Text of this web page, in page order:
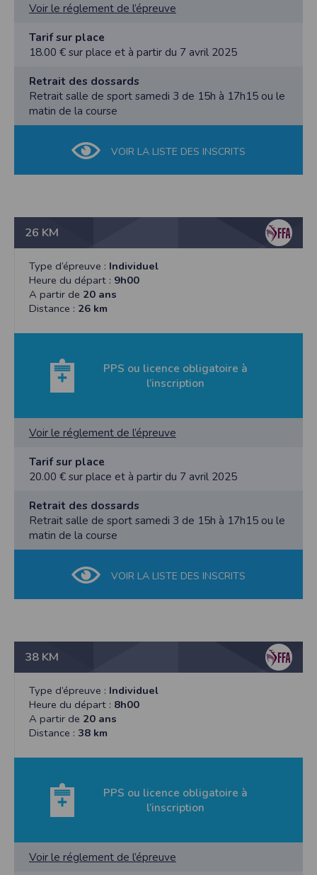
Voir le réglement de l’épreuve
Tarif sur place
18.00 € sur place et à partir du 7 avril 2025
Retrait des dossards
Retrait salle de sport samedi 3 de 15h à 17h15 ou le
matin de la course
VOIR LA LISTE DES INSCRITS
26 KM
Type d’épreuve : Individuel
Heure du départ : 9h00
A partir de 20 ans
Distance : 26 km
PPS ou licence obligatoire à
l’inscription
Voir le réglement de l’épreuve
Tarif sur place
20.00 € sur place et à partir du 7 avril 2025
Retrait des dossards
Retrait salle de sport samedi 3 de 15h à 17h15 ou le
matin de la course
VOIR LA LISTE DES INSCRITS
38 KM
Type d’épreuve : Individuel
Heure du départ : 8h00
A partir de 20 ans
Distance : 38 km
PPS ou licence obligatoire à
l’inscription
Voir le réglement de l’épreuve
des informations à partir des photos que vous partagez.
Cette application ne requiert pas d'informations de vos contacts.
Informations sur le paiement
vos cartes de crédit ou de débit ne sera collectée.
Traduction in English :
This app requires camera permissions if the user is interested in uploading a
photo to the gallery. We collect information from the photos you share. This app
Payment information
No payment is made within the app, so no information about your credit or